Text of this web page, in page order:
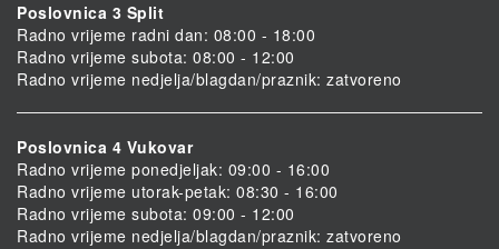
Poslovnica 3 Split
Radno vrijeme radni dan: 08:00 - 18:00
Radno vrijeme subota: 08:00 - 12:00
Radno vrijeme nedjelja/blagdan/praznik: zatvoreno
Poslovnica 4 Vukovar
Radno vrijeme ponedjeljak: 09:00 - 16:00
Radno vrijeme utorak-petak: 08:30 - 16:00
Radno vrijeme subota: 09:00 - 12:00
Radno vrijeme nedjelja/blagdan/praznik: zatvoreno